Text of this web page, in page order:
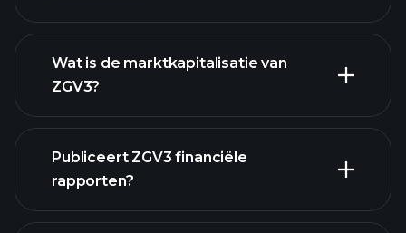
ZGV3
grafiek.
Wat is de marktkapitalisatie van
ZGV3?
onze lijst van aandelen
Publiceert ZGV3 financiële
rapporten?
ZGV3 financiële gegevens